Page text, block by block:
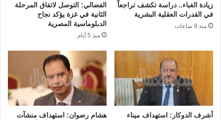
زيادة الغباء.. دراسة تكشف تراجعاً
في القدرات العقلية البشرية
منذ 9 ساعات
الفضالي: التوصل لاتفاق المرحلة
الثانية في غزة يؤكد نجاح
الدبلوماسية المصرية
منذ 5 أيام
أشرف الدوكار: استهداف ميناء
هشام رضوان: استهداف منشآت